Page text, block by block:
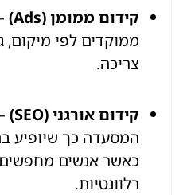
קידום ממומן (Ads)
ממוקדים לפי מיקום,
צריכה.
קידום אורגני (SEO)
המסעדה כך שיופיע
כאשר אנשים
רלוונטיות.